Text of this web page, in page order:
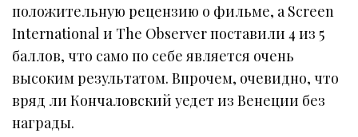
положительную рецензию о фильме, а Screen
International и The Observer поставили 4 из 5
баллов, что само по себе является очень
высоким результатом. Впрочем, очевидно, что
вряд ли Кончаловский уедет из Венеции без
награды.